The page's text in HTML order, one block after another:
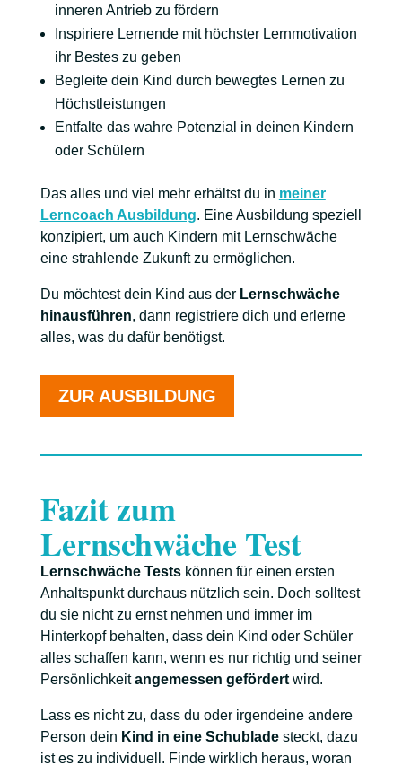
inneren Antrieb zu fördern
Inspiriere Lernende mit höchster Lernmotivation
ihr Bestes zu geben
Begleite dein Kind durch bewegtes Lernen zu
Höchstleistungen
Entfalte das wahre Potenzial in deinen Kindern
oder Schülern
Das alles und viel mehr erhältst du in meiner
Lerncoach Ausbildung. Eine Ausbildung speziell
konzipiert, um auch Kindern mit Lernschwäche
eine strahlende Zukunft zu ermöglichen.
Du möchtest dein Kind aus der Lernschwäche
hinausführen, dann registriere dich und erlerne
alles, was du dafür benötigst.
ZUR AUSBILDUNG
Fazit zum
Lernschwäche Test
Lernschwäche Testskönnen für einen ersten
Anhaltspunkt durchaus nützlich sein. Doch solltest
du sie nicht zu ernst nehmen und immer im
Hinterkopf behalten, dass dein Kind oder Schüler
alles schaffen kann, wenn es nur richtig und seiner
Persönlichkeitangemessen gefördert wird.
Lass es nicht zu, dass du oder irgendeine andere
Person dein Kind in eine Schublade steckt, dazu
ist es zu individuell. Finde wirklich heraus, woran